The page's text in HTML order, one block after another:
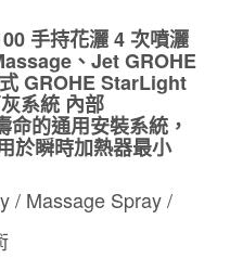
手持花灑 4 次噴灑
、Jet GROHE
GROHE StarLight
系統 內部
的通用安裝系統，
於瞬時加熱器最小
/ Massage Spray /